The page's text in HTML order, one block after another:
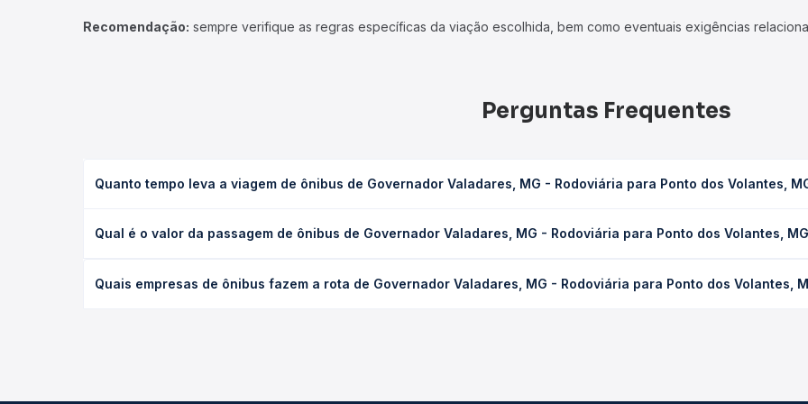
Recomendação: sempre verifique as regras específicas da viação escolhida, bem como eventuais exigências
Perguntas Frequentes
Quanto tempo leva a viagem de ônibus de Governador Valadares, MG - Rodoviária para Ponto dos Volantes,
serviço (convencional, executivo ou leito) e as condições de tráfego. Na Quero Passagem você consulta os horários
Qual é o valor da passagem de ônibus de Governador Valadares, MG - Rodoviária para Ponto dos Volantes,
empresa, o tipo de poltrona e a antecedência da compra. Na Quero Passagem você compara os preços de todas as
Quais empresas de ônibus fazem a rota de Governador Valadares, MG - Rodoviária para Ponto dos Volantes,